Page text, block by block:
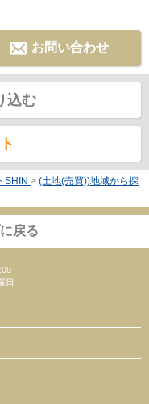
お問い合わせ
込む
SHIN > (土地(売買))地域から探
戻る
日